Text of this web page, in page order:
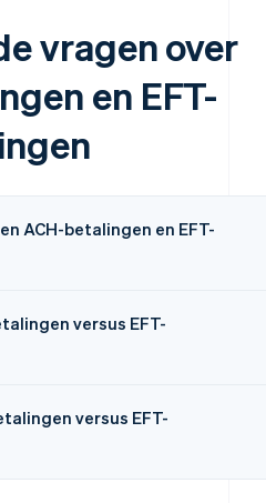
vragen over
en EFT-
ACH-betalingen en EFT-
versus EFT-
versus EFT-